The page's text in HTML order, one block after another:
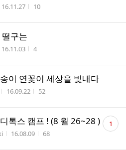
작성시간
16.11.27 조회수
10
구는
작성시간
16.11.03 조회수
4
이 연꽃이 세상을 빛내다
작성시간
16.09.22 조회수
52
톡스 캠프 ! (8 월 26~28 )
작성시간
16.08.09 조회수
68
댓
글 1